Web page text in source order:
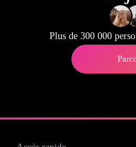
Plus de 300 000